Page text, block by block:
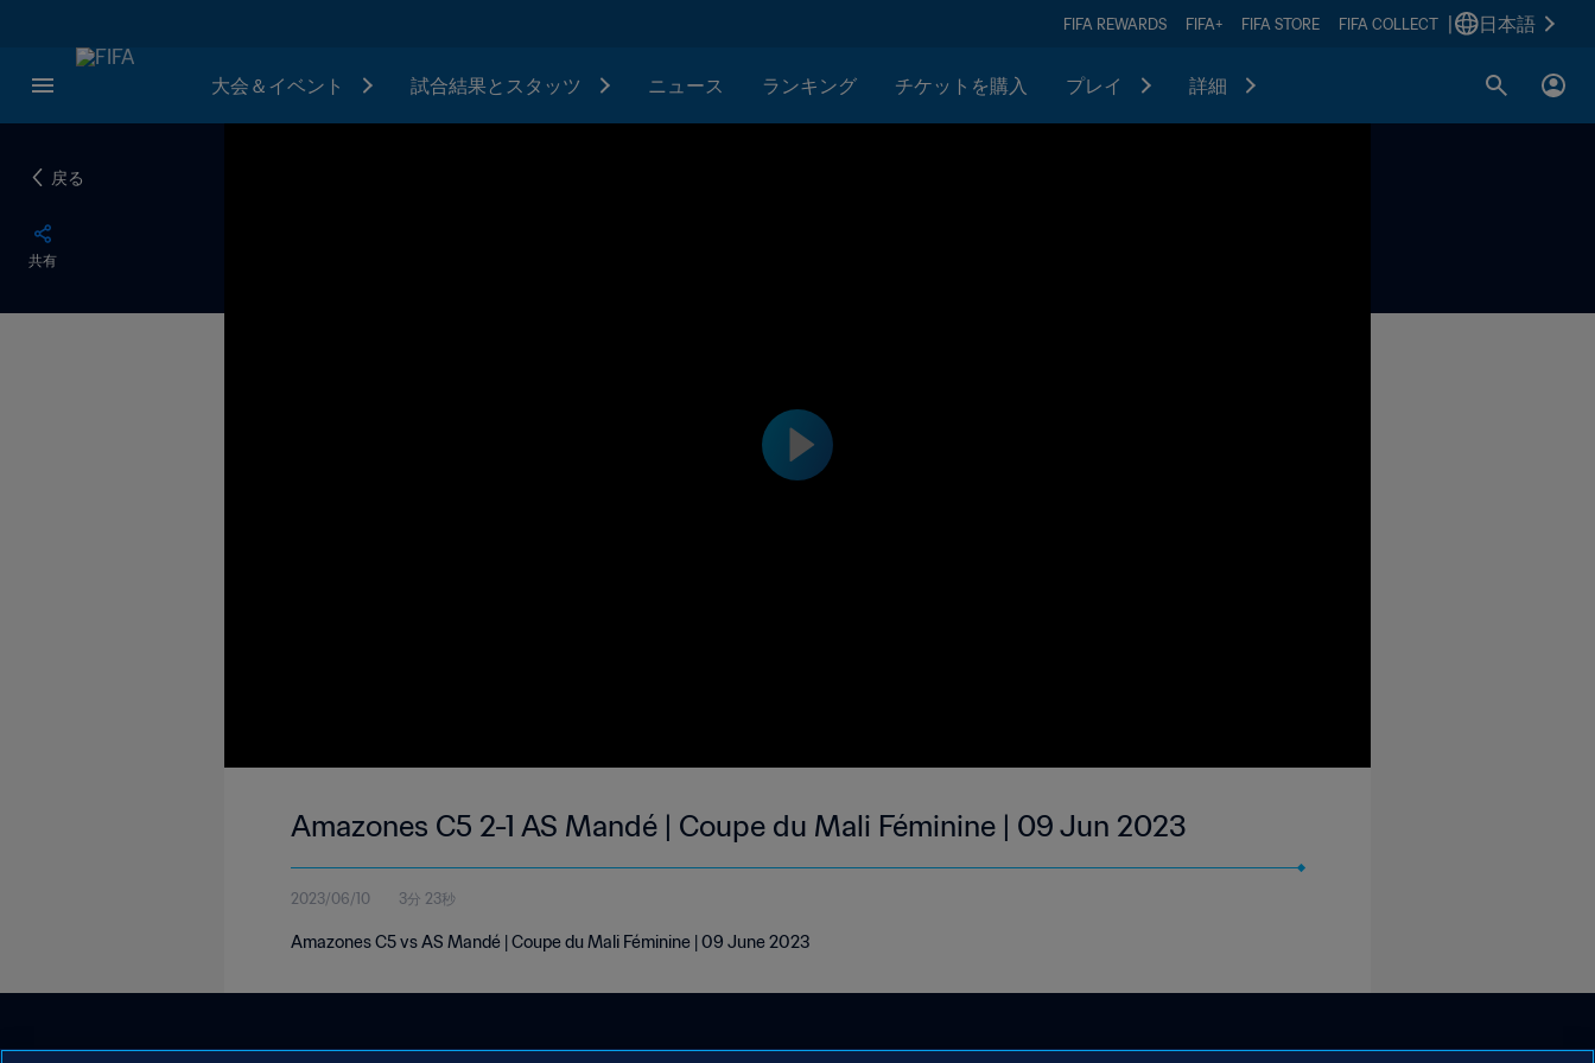
FIFA REWARDS FIFA+ FIFA STORE FIFA COLLECT 日本語
大会＆イベント 試合結果とスタッツ ニュース ランキング チケットを購入 プレイ 詳細
戻る
共有
Amazones C5 2-1 AS Mandé | Coupe du Mali Féminine | 09 Jun 2023
2023/06/10 3分 23秒
Amazones C5 vs AS Mandé | Coupe du Mali Féminine | 09 June 2023